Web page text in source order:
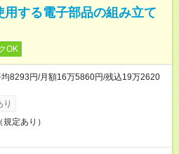
する電子部品の組み立て
OK
8293円/月額16万5860円/残込19万2620
り
定あり）